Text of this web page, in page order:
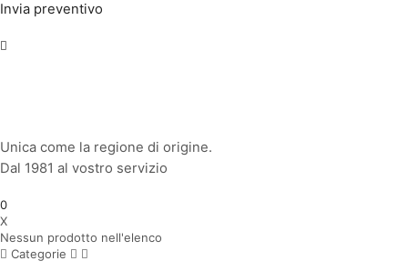
Invia preventivo
Unica come la regione di origine.
Dal 1981 al vostro servizio
0
X
Nessun prodotto nell'elenco
Categorie